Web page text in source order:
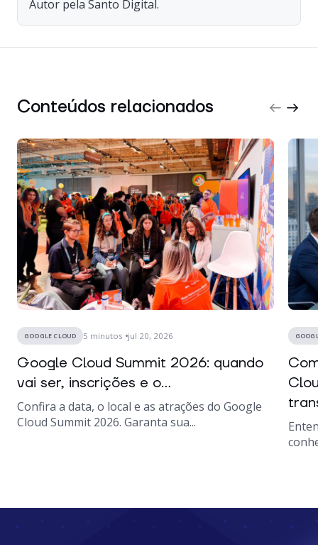
Autor pela Santo Digital.
Conteúdos relacionados
GOOGLE CLOUD 5 minutos jul 20, 2026
Google Cloud Summit 2026: quando
vai ser, inscrições e o...
Confira a data, o local e as atrações do Google
Cloud Summit 2026. Garanta sua...